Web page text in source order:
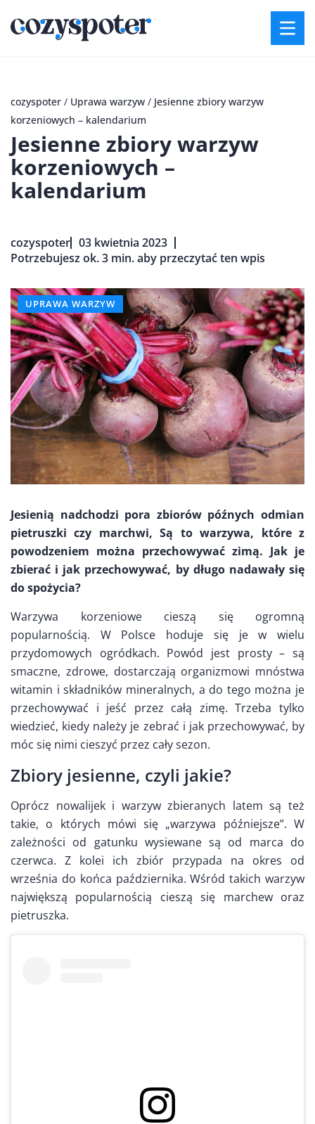
cozyspoter / Uprawa warzyw / Jesienne zbiory warzyw
korzeniowych – kalendarium
Jesienne zbiory warzyw
korzeniowych –
kalendarium
cozyspoter 03 kwietnia 2023
Potrzebujesz ok. 3 min. aby przeczytać ten wpis
UPRAWA WARZYW
Jesienią nadchodzi pora zbiorów późnych odmian
pietruszki czy marchwi, Są to warzywa, które z
powodzeniem można przechowywać zimą. Jak je
zbierać i jak przechowywać, by długo nadawały się
do spożycia?
Warzywa korzeniowe cieszą się ogromną
popularnością. W Polsce hoduje się je w wielu
przydomowych ogródkach. Powód jest prosty – są
smaczne, zdrowe, dostarczają organizmowi mnóstwa
witamin i składników mineralnych, a do tego można je
przechowywać i jeść przez całą zimę. Trzeba tylko
wiedzieć, kiedy należy je zebrać i jak przechowywać, by
móc się nimi cieszyć przez cały sezon.
Zbiory jesienne, czyli jakie?
Oprócz nowalijek i warzyw zbieranych latem są też
takie, o których mówi się „warzywa późniejsze”. W
zależności od gatunku wysiewane są od marca do
czerwca. Z kolei ich zbiór przypada na okres od
września do końca października. Wśród takich warzyw
największą popularnością cieszą się marchew oraz
pietruszka.